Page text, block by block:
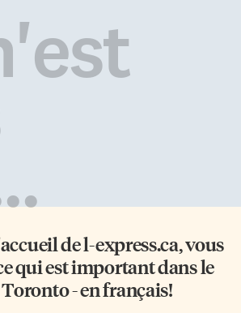
del-express.ca, vous
qui est important dans le
- en français!